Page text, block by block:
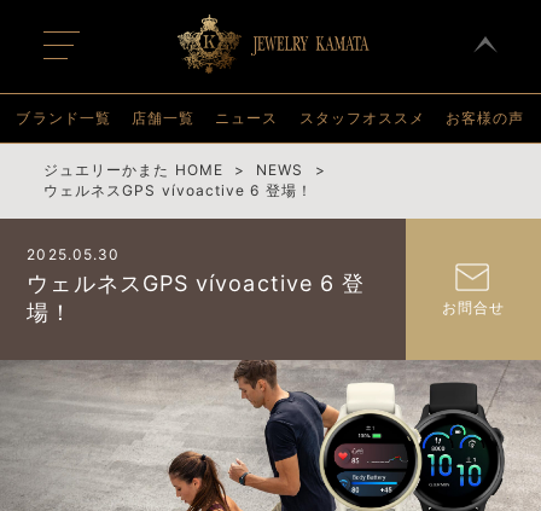
t
o
g
l
n
a
v
g
t
o
n
ブランド一覧 店舗一覧 ニュース スタッフオススメ お客様の声
ジュエリーかまた HOME
NEWS
ウェルネスGPS vívoactive 6 登場！
2025.05.30
ウェルネスGPS vívoactive 6 登
場！
お問合せ